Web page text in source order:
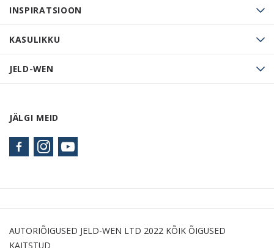
INSPIRATSIOON
KASULIKKU
JELD-WEN
JÄLGI MEID
AUTORIÕIGUSED JELD-WEN LTD 2022 KÕIK ÕIGUSED
KAITSTUD